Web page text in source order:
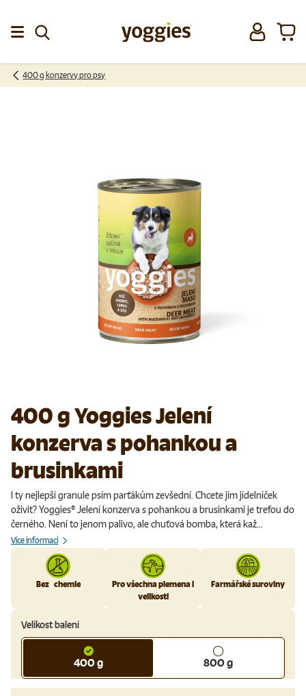
Přeskočit na obsah
Přihlásit se
400 g konzervy pro psy
400 g Yoggies Jelení
konzerva s pohankou a
brusinkami
I ty nejlepší granule psím parťákům zevšední. Chcete jim jídelníček
oživit? Yoggies® Jelení konzerva s pohankou a brusinkami je trefou do
černého. Není to jenom palivo, ale chuťová bomba, která kaž...
Více informací
Bez chemie
Pro všechna plemena i
velikosti
Farmářské suroviny
Velikost balení
400 g 800 g